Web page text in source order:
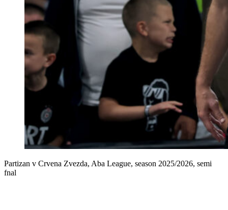
Partizan v Crvena Zvezda, Aba League, season 2025/2026, semi
fnal